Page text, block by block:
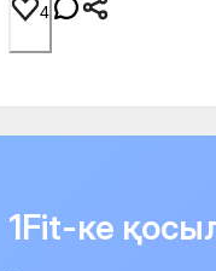
4
1Fit-ке